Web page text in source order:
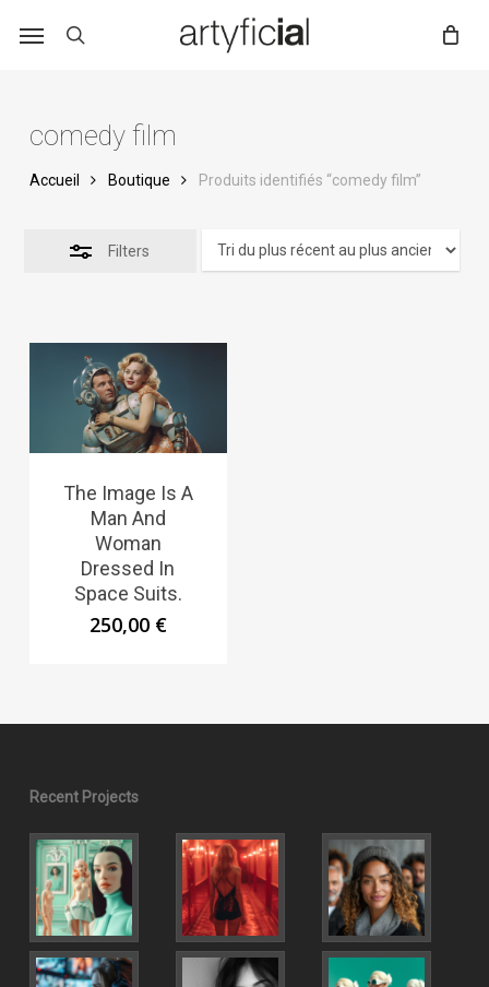
comedy film
Accueil Boutique Produits identifiés “comedy film”
Filters
The Image Is A
Man And
Woman
Dressed In
Space Suits.
250,00 €
Recent Projects